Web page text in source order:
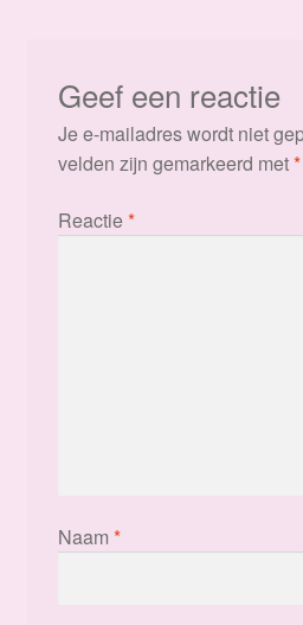
Geef een reactie
Je e-mailadres wordt niet
velden zijn gemarkeerd met*
Reactie*
Naam *